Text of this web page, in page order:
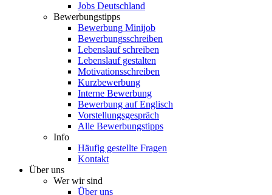
Jobs Deutschland
Bewerbungstipps
Bewerbung Minijob
Bewerbungsschreiben
Lebenslauf schreiben
Lebenslauf gestalten
Motivationsschreiben
Kurzbewerbung
Interne Bewerbung
Bewerbung auf Englisch
Vorstellungsgespräch
Alle Bewerbungstipps
Info
Häufig gestellte Fragen
Kontakt
Über uns
Wer wir sind
Über uns